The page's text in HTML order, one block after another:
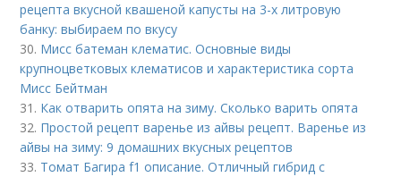
рецепта вкусной квашеной капусты на 3-х литровую
банку: выбираем по вкусу
30. Мисс батеман клематис. Основные виды
крупноцветковых клематисов и характеристика сорта
Мисс Бейтман
31. Как отварить опята на зиму. Сколько варить опята
32. Простой рецепт варенье из айвы рецепт. Варенье из
айвы на зиму: 9 домашних вкусных рецептов
33. Томат Багира f1 описание. Отличный гибрид с